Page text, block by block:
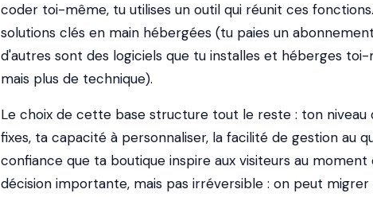
coder toi-même, tu utilises un outil qui réunit ces
solutions clés en main hébergées (tu paies un
d'autres sont des logiciels que tu installes et héberges
mais plus de technique).
Le choix de cette base structure tout le reste : ton
fixes, ta capacité à personnaliser, la facilité de gestion au
confiance que ta boutique inspire aux visiteurs au moment
décision importante, mais pas irréversible : on peut